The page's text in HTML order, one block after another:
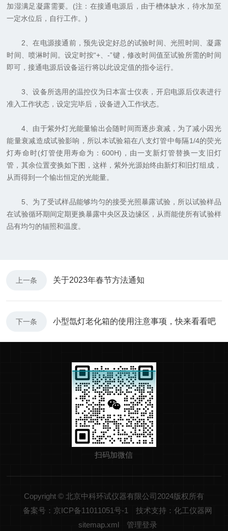
加湿满足凝露需要。(注：在接通电源后，由于槽体缺水，待水加至
一定水位后，自行工作。)
2、在电源接通前，预先设定好总的试验时间、光照时间、凝露
时间、喷淋时间。设定时按“+、-”键，修改时间值至试验所需的时间
即可，接通电源后设备运行将以此设定值的指令运行。
3、设备所选用的温控仪为日本富士仪表，开启电源后仪表进行
准入工作状态，设定完毕后，设备进入工作状态。
4、由于紫外灯光能量输出会随时间而逐步衰减，为了减小因光
能量衰减造成试验影响，所以本试验箱在八支灯管中每隔1/4的荧光
灯寿命时(灯管使用寿命为：600H)，由一支新灯管替换一支旧灯
管，其余位置变换如下图，这样，紫外光源始终由新灯和旧灯组成，
从而得到一个输出恒定的光能量。
5、为了受试样品能够均匀的接受光照暴露试验，所以试验样品
在试验循环期间定期更换暴露中央区及边缘区，从而能使所有试验样
品有均匀的辐照和温度。
上一条 关于2023年春节方法通知
下一条 小型氙灯老化箱的使用注意事项，快来看看吧
扫码加微信
Copyright © 北京中科环试仪器有限公司2024版权所有
备案号：京ICP备11011051号-1
技术支持：化工仪器网
sitemap.xml
管理登录